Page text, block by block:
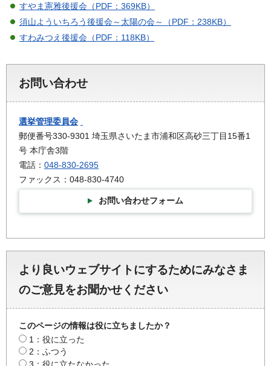
すやま憲雅後援会（PDF：369KB）
須山よういちろう後援会～太陽の会～（PDF：238KB）
すわみつえ後援会（PDF：118KB）
お問い合わせ
選挙管理委員会
郵便番号330-9301 埼玉県さいたま市浦和区高砂三丁目15番1
号 本庁舎3階
電話： 048-830-2695
ファックス：048-830-4740
お問い合わせフォーム
より良いウェブサイトにするためにみなさま
のご意見をお聞かせください
このページの情報は役に立ちましたか？
1：役に立った
2：ふつう
3：役に立たなかった